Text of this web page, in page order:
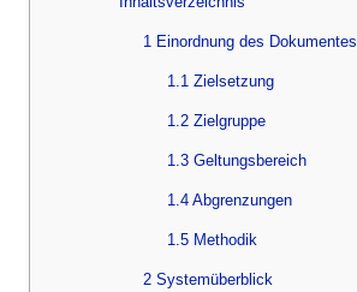
1 Einordnung des Dokumentes
1.1 Zielsetzung
1.2 Zielgruppe
1.3 Geltungsbereich
1.4 Abgrenzungen
1.5 Methodik
2 Systemüberblick